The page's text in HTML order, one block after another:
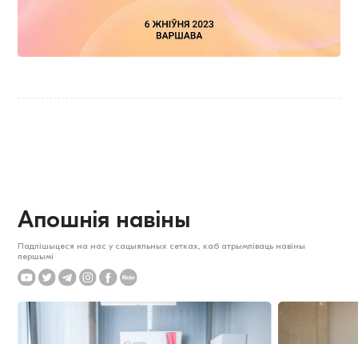
Апошнія навіны
Падпішыцеся на нас у сацыяльных сетках, каб атрымліваць навіны
першымі